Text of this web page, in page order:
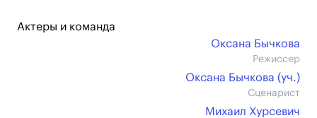
Актеры и команда
Оксана Бычкова
Режиссер
Оксана Бычкова (уч.)
Сценарист
Михаил Хурсевич